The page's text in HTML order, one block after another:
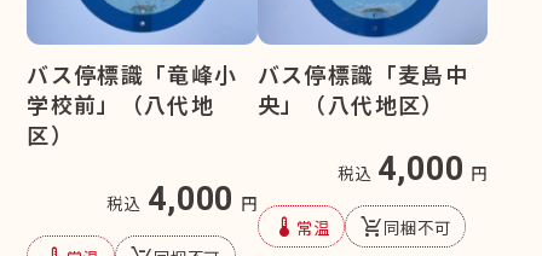
バス停標識「竜峰小
学校前」（八代地
区）
税込 4,000 円
バス停標識「麦島中
央」（八代地区）
税込 4,000 円
device_thermostat 常温 remove_shopping_cart同梱不可